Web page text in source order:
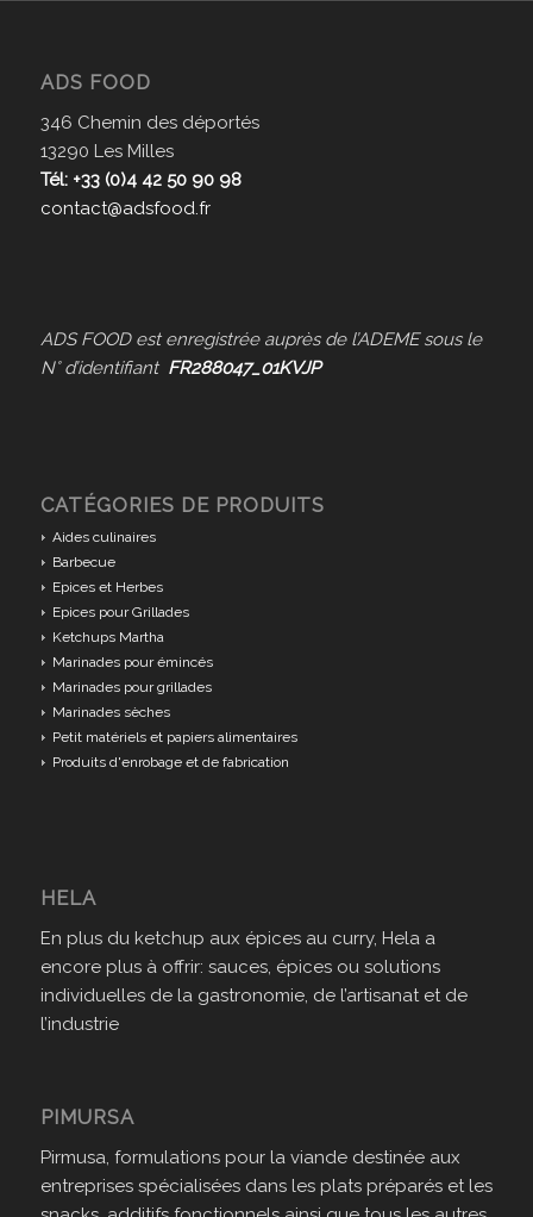
ADS FOOD
346 Chemin des déportés
13290 Les Milles
Tél: +33 (0)4 42 50 90 98
contact@adsfood.fr
ADS FOOD est enregistrée auprès de l’ADEME sous le
N° d’identifiant FR288047_01KVJP
CATÉGORIES DE PRODUITS
Aides culinaires
Barbecue
Epices et Herbes
Epices pour Grillades
Ketchups Martha
Marinades pour émincés
Marinades pour grillades
Marinades sèches
Petit matériels et papiers alimentaires
Produits d'enrobage et de fabrication
HELA
En plus du ketchup aux épices au curry, Hela a
encore plus à offrir: sauces, épices ou solutions
individuelles de la gastronomie, de l’artisanat et de
l’industrie
PIMURSA
Pirmusa, formulations pour la viande destinée aux
entreprises spécialisées dans les plats préparés et les